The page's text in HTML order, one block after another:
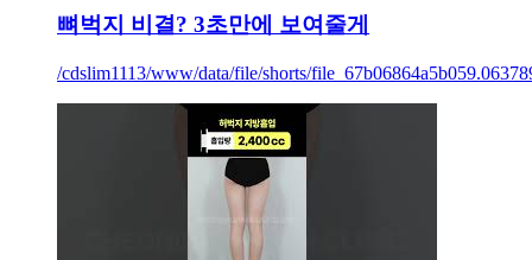
뼈벅지 비결? 3초만에 보여줄게
/cdslim1113/www/data/file/shorts/